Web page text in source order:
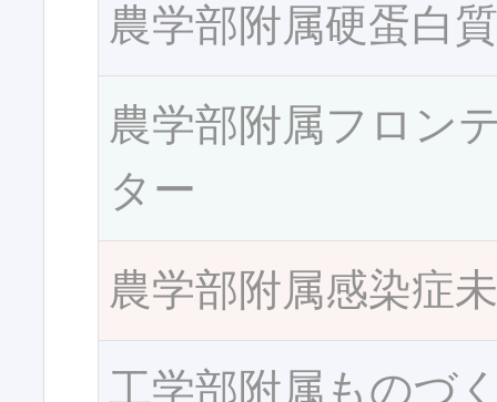
農学部附属硬蛋白
農学部附属フロン
ター
農学部附属感染症
工学部附属ものづ